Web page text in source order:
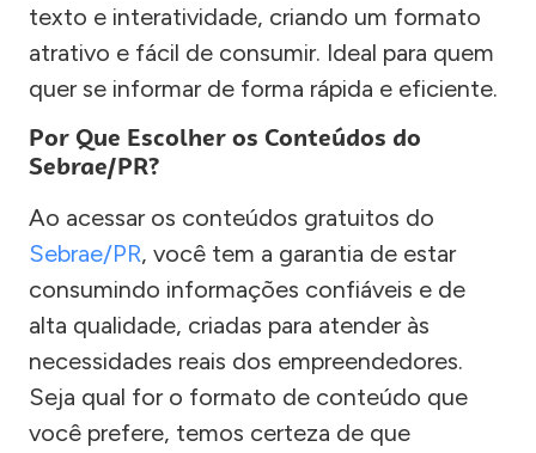
texto e interatividade, criando um formato
atrativo e fácil de consumir. Ideal para quem
quer se informar de forma rápida e eficiente.
Por Que Escolher os Conteúdos do
Sebrae/PR?
Ao acessar os conteúdos gratuitos do
Sebrae/PR, você tem a garantia de estar
consumindo informações confiáveis e de
alta qualidade, criadas para atender às
necessidades reais dos empreendedores.
Seja qual for o formato de conteúdo que
você prefere, temos certeza de que